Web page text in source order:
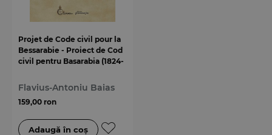
Projet de Code civil pour la
Bessarabie - Proiect de Cod
civil pentru Basarabia (1824-
Flavius-Antoniu Baias
159,00 ron